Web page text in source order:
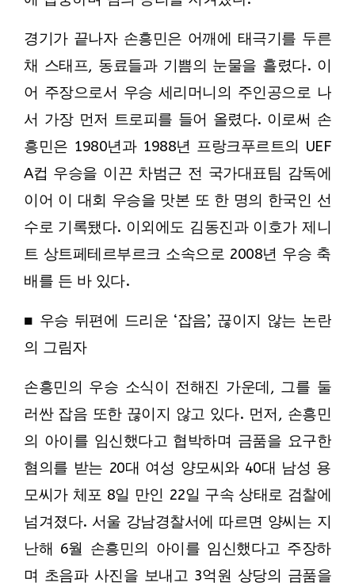
경기가 끝나자 손흥민은 어깨에 태극기를 두른
채 스태프, 동료들과 기쁨의 눈물을 흘렸다. 이
어 주장으로서 우승 세리머니의 주인공으로 나
서 가장 먼저 트로피를 들어 올렸다. 이로써 손
흥민은 1980년과 1988년 프랑크푸르트의 UEF
A컵 우승을 이끈 차범근 전 국가대표팀 감독에
이어 이 대회 우승을 맛본 또 한 명의 한국인 선
수로 기록됐다. 이외에도 김동진과 이호가 제니
트 상트페테르부르크 소속으로 2008년 우승 축
배를 든 바 있다.
■ 우승 뒤편에 드리운 ‘잡음’, 끊이지 않는 논란
의 그림자
손흥민의 우승 소식이 전해진 가운데, 그를 둘
러싼 잡음 또한 끊이지 않고 있다. 먼저, 손흥민
의 아이를 임신했다고 협박하며 금품을 요구한
혐의를 받는 20대 여성 양모씨와 40대 남성 용
모씨가 체포 8일 만인 22일 구속 상태로 검찰에
넘겨졌다. 서울 강남경찰서에 따르면 양씨는 지
난해 6월 손흥민의 아이를 임신했다고 주장하
며 초음파 사진을 보내고 3억원 상당의 금품을